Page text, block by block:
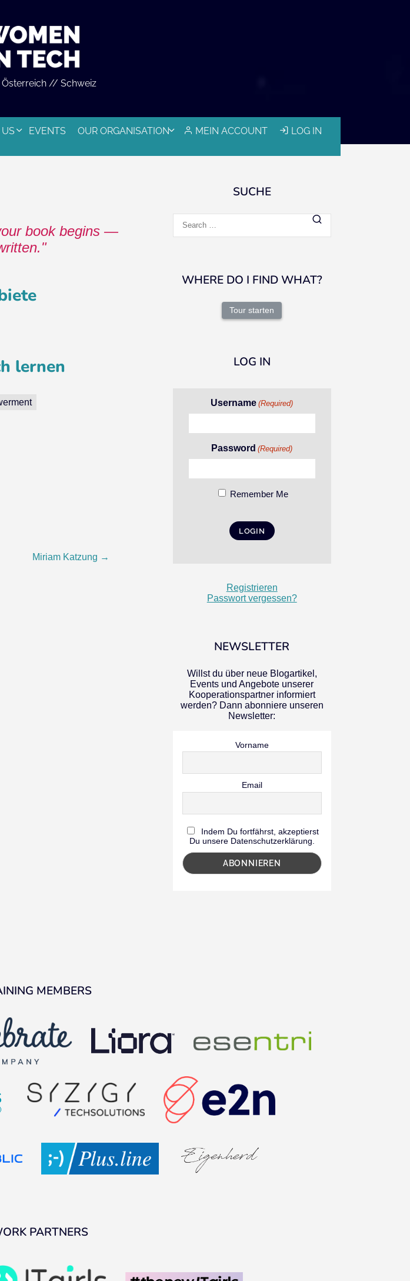
// Schweiz
MEIN ACCOUNT LOG IN
US EVENTS
OUR ORGANISATION
book begins —
lernen
Miriam Katzung →
SUCHE
for:
WHERE DO I FIND WHAT?
Tour starten
LOG IN
Username (Required)
Password (Required)
Remember Me
Registrieren
Passwort vergessen?
NEWSLETTER
Willst du über neue Blogartikel,
Events und Angebote unserer
Kooperationspartner informiert
werden? Dann abonniere unseren
Newsletter:
Vorname
Email
Indem Du fortfährst, akzeptierst
Du unsere Datenschutzerklärung.
MEMBERS
PARTNERS